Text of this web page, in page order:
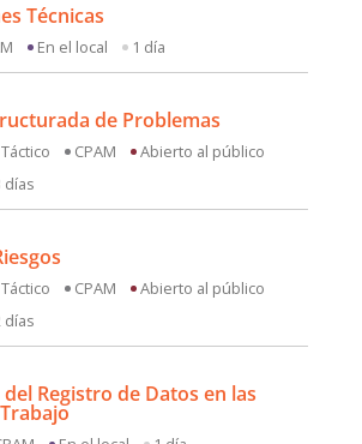
Técnicas
En el local 1 día
de Problemas
Táctico CPAM
Abierto al público
días
Táctico CPAM
Abierto al público
días
Registro de Datos en las